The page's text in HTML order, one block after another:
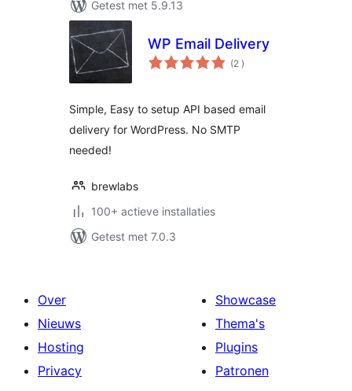
Getest met 5.9.13
WP Email Delivery
(2 aantal
beoordelingen
)
Simple, Easy to setup API based email
delivery for WordPress. No SMTP
needed!
brewlabs
100+ actieve installaties
Getest met 7.0.3
Over
Nieuws
Hosting
Privacy
Showcase
Thema's
Plugins
Patronen